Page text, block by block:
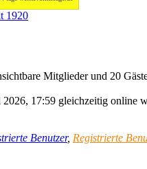
1920
Mitglieder und 20
2026, 17:59 gleichzeitig online
Benutzer, Registrierte